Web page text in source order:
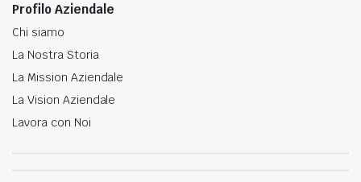
Profilo Aziendale
Chi siamo
La Nostra Storia
La Mission Aziendale
La Vision Aziendale
Lavora con Noi